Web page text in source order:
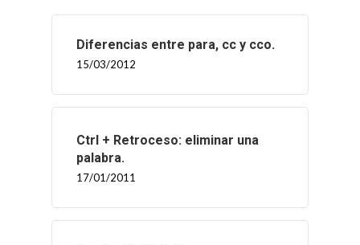
Diferencias entre para, cc y cco.
15/03/2012
Ctrl + Retroceso: eliminar una
palabra.
17/01/2011
BLOG
CONTACTO